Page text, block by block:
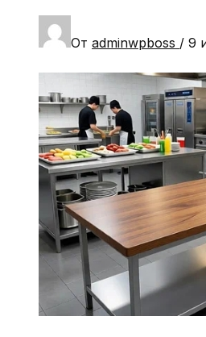
От adminwpboss / 9